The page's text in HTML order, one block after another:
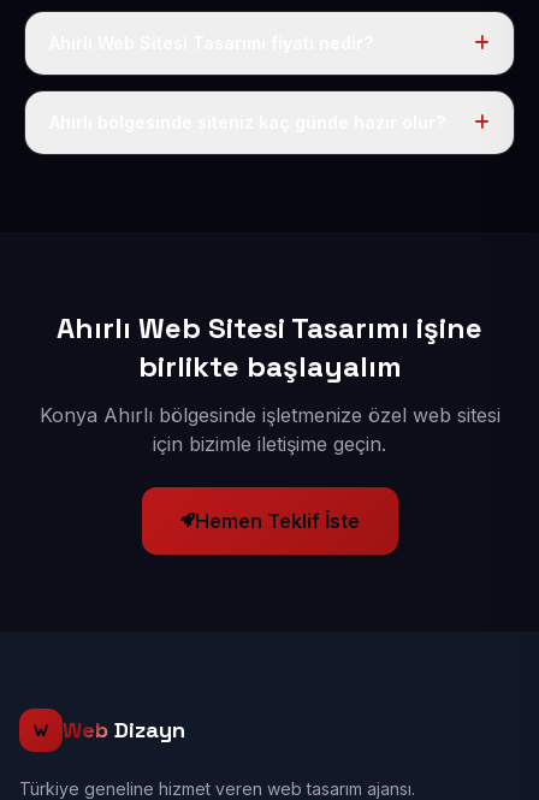
Tek fiyat uygulanır: yıllık 50 USD + KDV. Bu bedele alan
Ahırlı Web Sitesi Tasarımı işine
birlikte başlayalım
Konya Ahırlı bölgesinde işletmenize özel web sitesi
için bizimle iletişime geçin.
Hemen Teklif İste
Web Dizayn
Türkiye geneline hizmet veren web tasarım ajansı.